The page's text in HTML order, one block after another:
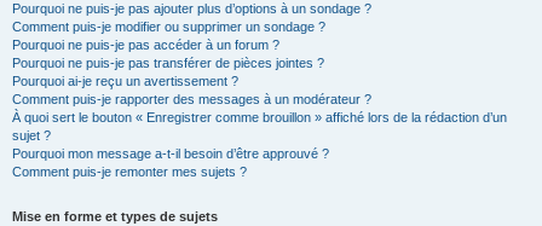
Pourquoi ne puis-je pas ajouter plus d’options à un sondage ?
Comment puis-je modifier ou supprimer un sondage ?
Pourquoi ne puis-je pas accéder à un forum ?
Pourquoi ne puis-je pas transférer de pièces jointes ?
Pourquoi ai-je reçu un avertissement ?
Comment puis-je rapporter des messages à un modérateur ?
À quoi sert le bouton « Enregistrer comme brouillon » affiché lors de la rédaction d’un
sujet ?
Pourquoi mon message a-t-il besoin d’être approuvé ?
Comment puis-je remonter mes sujets ?
Mise en forme et types de sujets